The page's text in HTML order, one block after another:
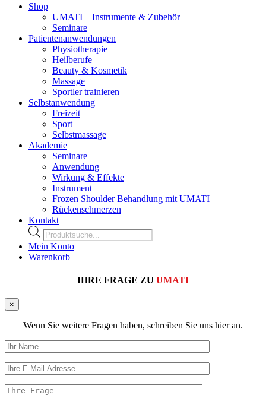
Shop
UMATI – Instrumente & Zubehör
Seminare
Patientenanwendungen
Physiotherapie
Heilberufe
Beauty & Kosmetik
Massage
Sportler trainieren
Selbstanwendung
Freizeit
Sport
Selbstmassage
Akademie
Seminare
Anwendung
Wirkung & Effekte
Instrument
Frozen Shoulder Behandlung mit UMATI
Rückenschmerzen
Kontakt
Products
search
Mein Konto
Warenkorb
IHRE FRAGE ZU UMATI
×
Wenn Sie weitere Fragen haben, schreiben Sie uns hier an.